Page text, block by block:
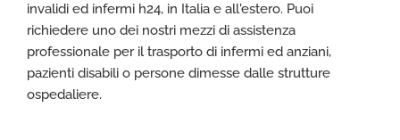
invalidi ed infermi h24, in Italia e all'estero. Puoi
richiedere uno dei nostri mezzi di assistenza
professionale per il trasporto di infermi ed anziani,
pazienti disabili o persone dimesse dalle strutture
ospedaliere.